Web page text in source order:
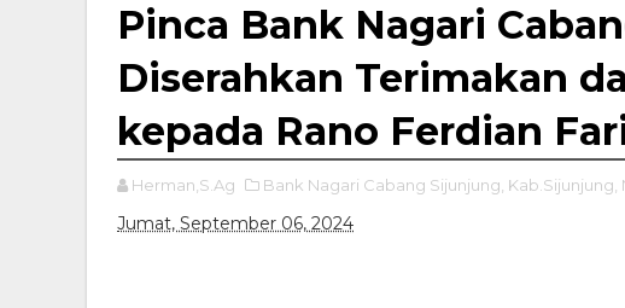
Pinca Bank Nagari
Diserahkan Terimakan
kepada Rano Ferdian
Herman,S.Ag Bank Nagari Cabang Sijunjung, Kab.Sijunjung,
Jumat, September 06, 2024